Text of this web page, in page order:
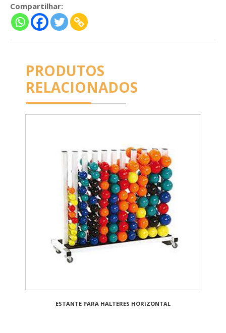
Compartilhar:
PRODUTOS
RELACIONADOS
ESTANTE PARA HALTERES HORIZONTAL